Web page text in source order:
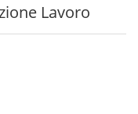
Lavoro